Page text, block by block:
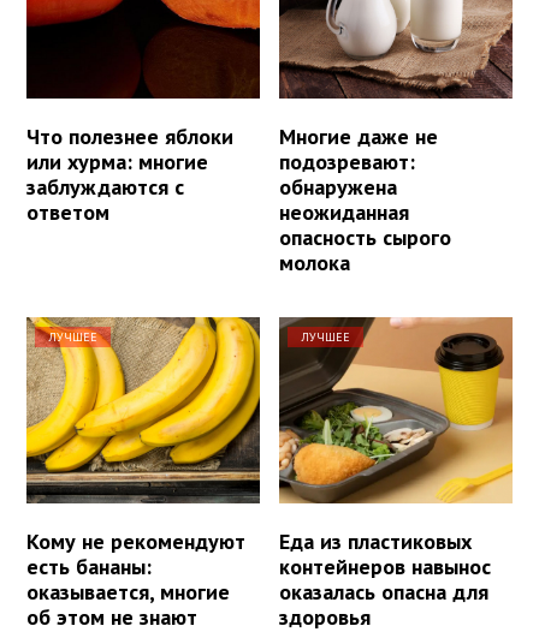
Что полезнее яблоки
или хурма: многие
заблуждаются с
ответом
Многие даже не
подозревают:
обнаружена
неожиданная
опасность сырого
молока
ЛУЧШЕЕ
Кому не рекомендуют
есть бананы:
оказывается, многие
об этом не знают
ЛУЧШЕЕ
Еда из пластиковых
контейнеров навынос
оказалась опасна для
здоровья